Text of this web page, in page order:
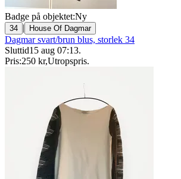
Badge på objektet:Ny
34 | House Of Dagmar
Dagmar svart/brun blus, storlek 34
Sluttid15 aug 07:13.
Pris:250 kr,Utropspris.